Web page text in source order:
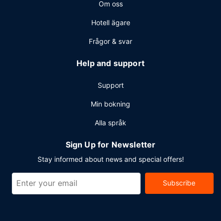
limousine- och taxibokning och kemtvätt/tvättjänster.
och events. Parkering (avgift tillkommer) erbjuds på plats.
Om oss
Hotell ägare
Frågor & svar
Help and support
Support
Min bokning
Alla språk
Sign Up for Newsletter
Stay informed about news and special offers!
Subscribe